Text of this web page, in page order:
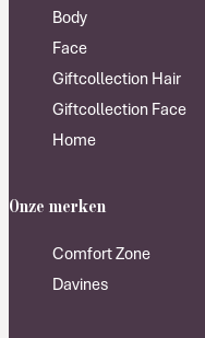
Body
Face
Giftcollection Hair
Giftcollection Face
Home
Onze merken
Comfort Zone
Davines